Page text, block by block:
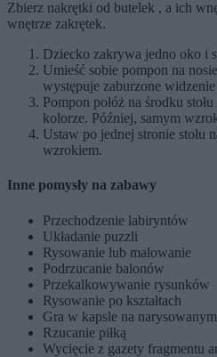
Zbierz nakrętki od butelek , a ich
wnętrze zakrętek.
Dziecko zakrywa jedno oko i
Umieść sobie pompon na
występuje zaburzone
Pompon połóż na środku
kolorze. Później, samym
Ustaw po jednej stronie stołu
wzrokiem.
Inne pomysły na zabawy
Przechodzenie labiryntów
Układanie puzzli
Rysowanie lub malowanie
Podrzucanie balonów
Przekalkowywanie rysunków
Rysowanie po kształtach
Gra w kapsle na
Rzucanie piłką
Wycięcie z gazety fragmentu